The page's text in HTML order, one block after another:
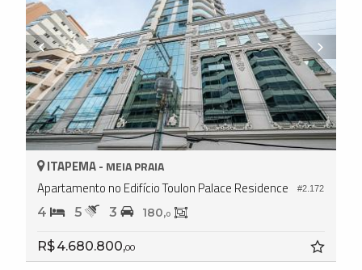
#2.172
ITAPEMA - MEIA PRAIA
Apartamento no Edifício Toulon Palace Residence
4 5 3 180,0
R$ 4.680.800,00